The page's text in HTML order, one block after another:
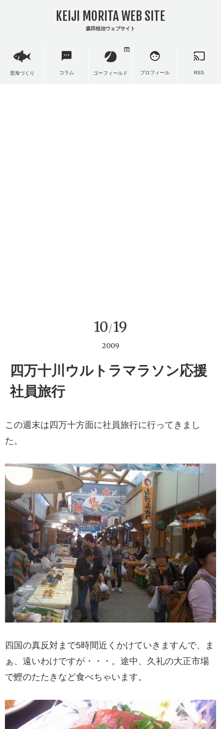
KEIJI MORITA WEB SITE
森田桂治ウェブサイト
里海づくり
sms
コラム ゴーフィールド
open_in_browser
face
プロフィール
cast
RSS
10/19
2009
四万十川ウルトラマラソン応援
社員旅行
この週末は四万十方面に社員旅行に行ってきまし
た。
四国の真反対まで5時間近くかけていきますんで、ま
ぁ、遠いわけですが・・・。途中、久礼の大正市場
で鰹のたたきなど食べちゃいます。